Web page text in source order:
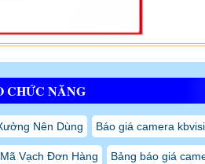
CHỨC NĂNG
Nên Dùng Báo giá camera
Vạch Đơn Hàng Bảng báo giá